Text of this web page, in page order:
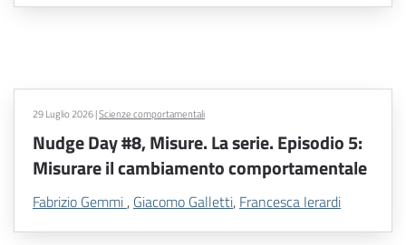
29 Luglio 2026|Scienze comportamentali
Nudge Day #8, Misure. La serie. Episodio 5:
Misurare il cambiamento comportamentale
Fabrizio Gemmi , Giacomo Galletti, Francesca Ierardi